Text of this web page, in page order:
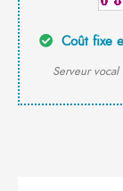
Coût fixe
Serveur